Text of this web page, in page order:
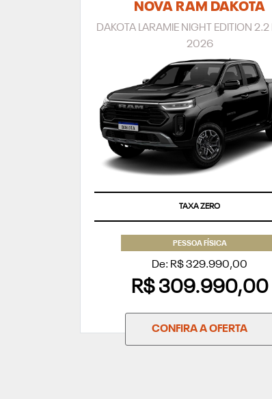
NOVA RAM DAKOTA
DAKOTA LARAMIE NIGHT EDITION 2.2
2026
TAXA ZERO
PESSOA FÍSICA
De: R$ 329.990,00
R$ 309.990,00
CONFIRA A OFERTA